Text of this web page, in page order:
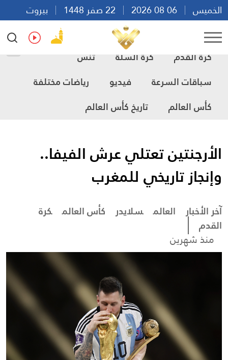
الخميس
بيروت
20:33
Ar
كرة القدم كرة السلة
تنس
سباقات السرعة
فيديو
رياضات مختلفة
كأس العالم
تاريخ كأس العالم
الأرجنتين تعتلي عرش الفيفا..
وإنجاز تاريخي للمغرب
آخر الأخبار العالم سلايدر كأس العالم كرة
القدم
منذ شهرين